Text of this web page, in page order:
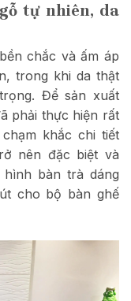
tự nhiên, da
chắc và ấm áp
trong khi da thật
Để sản xuất
phải thực hiện rất
khắc chi tiết
nên đặc biệt và
bàn trà dáng
cho bộ bàn ghế